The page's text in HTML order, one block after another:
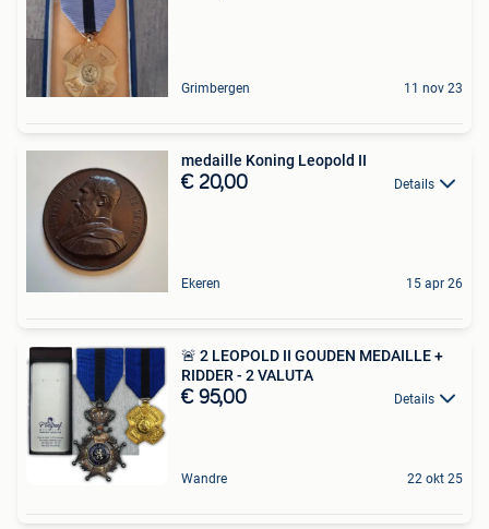
Grimbergen 11 nov 23
medaille Koning Leopold II
€ 20,00 Details
Ekeren 15 apr 26
🚨 2 LEOPOLD II GOUDEN MEDAILLE +
RIDDER - 2 VALUTA
€ 95,00 Details
Wandre 22 okt 25